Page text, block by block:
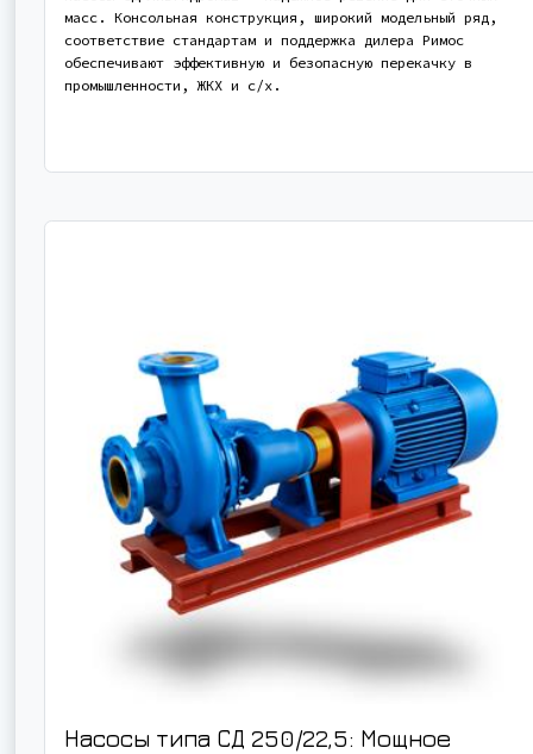
масс. Консольная конструкция, широкий модельный ряд,
соответствие стандартам и поддержка дилера Римос
обеспечивают эффективную и безопасную перекачку в
промышленности, ЖКХ и с/х.
Насосы типа СД 250/22,5: Мощное